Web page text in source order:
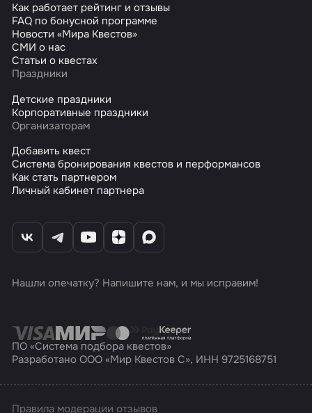
Как работает рейтинг и отзывы
FAQ по бонусной программе
Новости «Мира Квестов»
СМИ о нас
Статьи о квестах
Праздники
Детские праздники
Корпоративные праздники
Организаторам
Добавить квест
Система бронирования квестов и перформансов
Как стать партнером
Личный кабинет партнера
Нашли опечатку? Напишите нам, и мы исправим!
ПО «Система подбора квестов»
Разработано ООО «Мир Квестов С», ИНН 9725168751
Правила модерации отзывов